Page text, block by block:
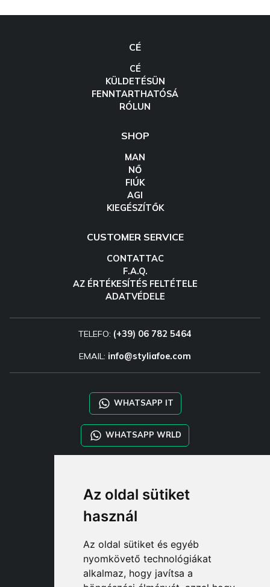
Az oldal sütiket
használ
Az oldal sütiket és egyéb
nyomkövető technológiákat
alkalmaz, hogy javítsa a
CÉ
CÉ
KÜLDETÉSÜN
FENNTARTHATÓSÁ
RÓLUN
SHOP
MAN
NŐ
FIÚK
AGI
KIEGÉSZÍTŐK
CUSTOMER SERVICE
CONTATTAC
F.A.Q.
AZ ÉRTÉKESÍTÉS FELTÉTELE
ADATVÉDELE
TELEFO: (+39) 06 782 5464
EMAIL: info@styliafoe.com
WHATSAPP IT
WHATSAPP WRLD
SHOP B2B
TAYLOR MADE ORDERS
DROPSHIPPING
FELHASZNÁL
REGISZTRÁLJON A CÍMEN
BEJELENTKEZÉ